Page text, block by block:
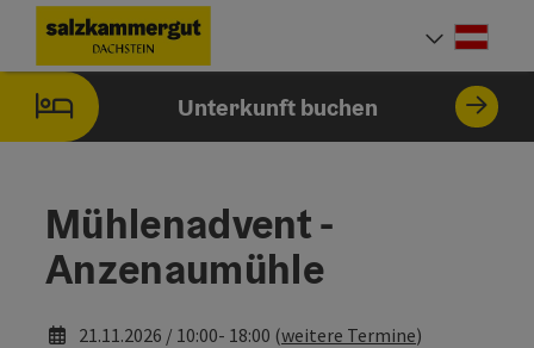
Zum InhaltAccesskey
[0]
Zur NavigationAccesskey
[1]
Zum Seitenanfang
Unterkunft buchen
Mühlenadvent -
Anzenaumühle
21.11.2026 / 10:00- 18:00 (weitere Termine)